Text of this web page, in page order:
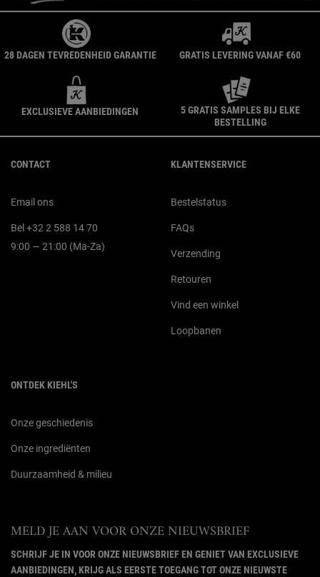
28 DAGEN TEVREDENHEID GARANTIE GRATIS LEVERING VANAF €60
EXCLUSIEVE AANBIEDINGEN
5 GRATIS SAMPLES BIJ ELKE
BESTELLING
CONTACT
Email ons
Bel +32 2 588 14 70
9:00 — 21:00 (Ma-Za)
KLANTENSERVICE
Bestelstatus
FAQs
Verzending
Retouren
Vind een winkel
Loopbanen
ONTDEK KIEHL'S
Onze geschiedenis
Onze ingrediënten
Duurzaamheid & milieu
MELD JE AAN VOOR ONZE NIEUWSBRIEF
SCHRIJF JE IN VOOR ONZE NIEUWSBRIEF EN GENIET VAN EXCLUSIEVE
AANBIEDINGEN, KRIJG ALS EERSTE TOEGANG TOT ONZE NIEUWSTE